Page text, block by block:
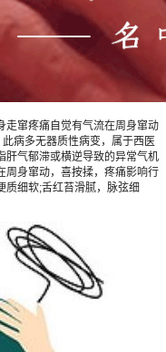
窜疼痛自觉有气流在周身窜动
病多无器质性病变，属于西医
肝气郁滞或横逆导致的异常气机
周身窜动，喜按揉，疼痛影响行
质细软;舌红苔滑腻，脉弦细